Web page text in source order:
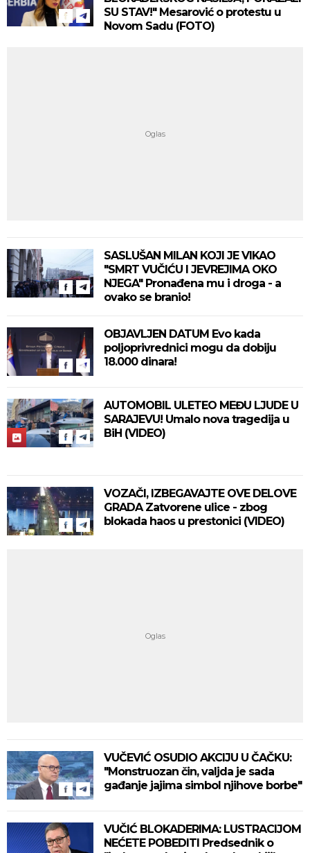
SU STAV!" Mesarović o protestu u
Novom Sadu (FOTO)
SASLUŠAN MILAN KOJI JE VIKAO
"SMRT VUČIĆU I JEVREJIMA OKO
NJEGA" Pronađena mu i droga - a
ovako se branio!
OBJAVLJEN DATUM Evo kada
poljoprivrednici mogu da dobiju
18.000 dinara!
AUTOMOBIL ULETEO MEĐU LJUDE U
SARAJEVU! Umalo nova tragedija u
BiH (VIDEO)
VOZAČI, IZBEGAVAJTE OVE DELOVE
GRADA Zatvorene ulice - zbog
blokada haos u prestonici (VIDEO)
VUČEVIĆ OSUDIO AKCIJU U ČAČKU:
"Monstruozan čin, valjda je sada
gađanje jajima simbol njihove borbe"
VUČIĆ BLOKADERIMA: LUSTRACIJOM
NEĆETE POBEDITI Predsednik o